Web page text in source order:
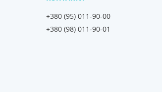
+380 (95) 011-90-00
+380 (98) 011-90-01